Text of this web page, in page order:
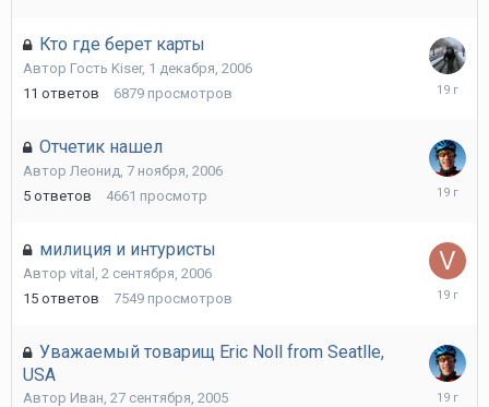
Кто где берет карты
Автор Гость Kiser, 1 декабря, 2006
11 ответов 6879 просмотров
Отчетик нашел
Автор Леонид, 7 ноября, 2006
5 ответов 4661 просмотр
милиция и интуристы
Автор vital , 2 сентября, 2006
15 ответов 7549 просмотров
Уважаемый товарищ Eric Noll from Seatlle,
USA
Автор Иван, 27 сентября, 2005
23